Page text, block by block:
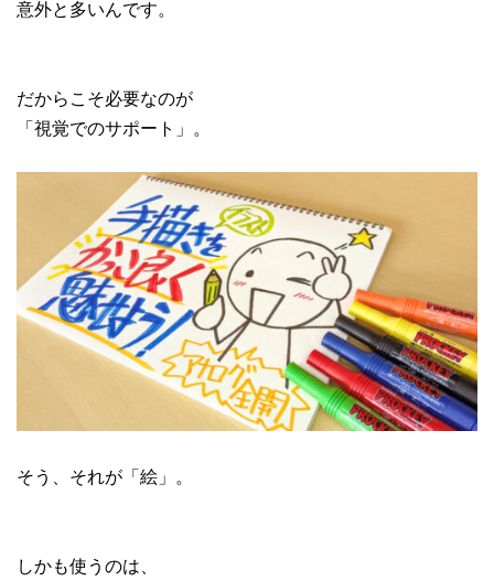
意外と多いんです。
だからこそ必要なのが
「視覚でのサポート」。
そう、それが「絵」。
しかも使うのは、